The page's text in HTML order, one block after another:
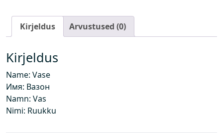
Kirjeldus Arvustused (0)
Kirjeldus
Name: Vase
Имя: Вазон
Namn: Vas
Nimi: Ruukku